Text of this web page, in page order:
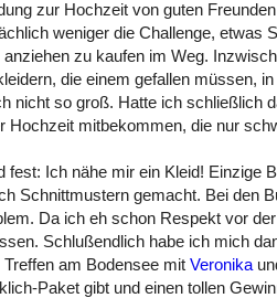
zur Hochzeit von guten
weniger die Challenge, etwas
zu kaufen im Weg.
die einem gefallen müssen,
nicht so groß. Hatte ich schließlich
Hochzeit mitbekommen, die nur
Ich nähe mir ein Kleid! Einzige
Schnittmustern gemacht. Bei den
Da ich eh schon Respekt vor
Schlußendlich habe ich mich
am Bodensee mit Veronika
Paket gibt und einen tollen